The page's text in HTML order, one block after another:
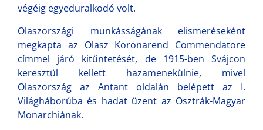
végéig egyeduralkodó volt.
Olaszországi munkásságának elismeréseként
megkapta az Olasz Koronarend Commendatore
címmel járó kitűntetését, de 1915-ben Svájcon
keresztül kellett hazamenekülnie, mivel
Olaszország az Antant oldalán belépett az I.
Világháborúba és hadat üzent az Osztrák-Magyar
Monarchiának.